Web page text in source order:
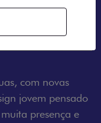
de cor que é a
Vermelho
Bari e Cinza